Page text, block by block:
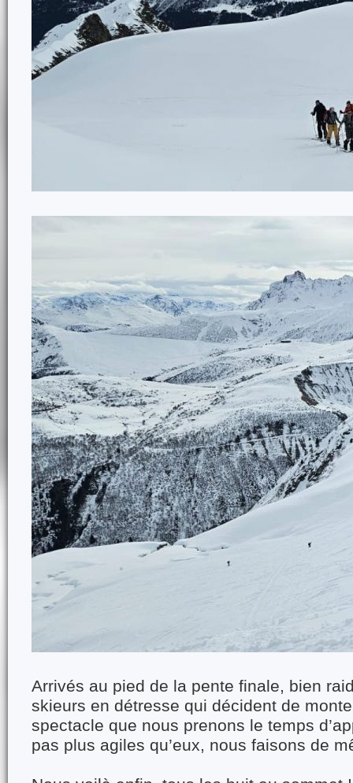
Arrivés au pied de la pente finale, bien
skieurs en détresse qui décident de
spectacle que nous prenons le temps
pas plus agiles qu’eux, nous faisons de